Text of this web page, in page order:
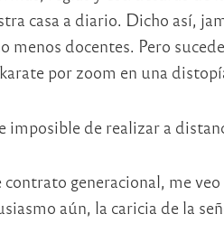
casa a diario. Dicho así,
menos docentes. Pero
por zoom en una
imposible de realizar a
generacional, me
aún, la caricia de la